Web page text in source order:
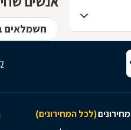
חשמלאים
מחירונים(לכל המחירונים)